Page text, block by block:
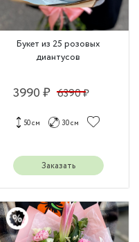
Букет из 25 розовых
диантусов
3990 ₽ 6390 ₽
50 см 30 см
Заказать